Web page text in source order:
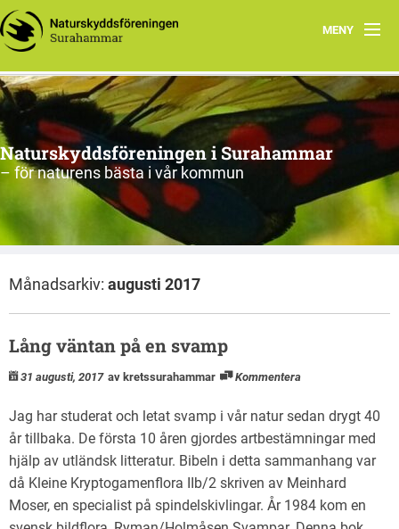
MENY
Hem
Om oss
Aktiviteter
Arkiv
Naturskyddsföreningen i Surahammar
– för naturens bästa i vår kommun
Månadsarkiv: augusti 2017
Lång väntan på en svamp
31 augusti, 2017 av kretssurahammar Kommentera
Jag har studerat och letat svamp i vår natur sedan drygt 40
år tillbaka. De första 10 åren gjordes artbestämningar med
hjälp av utländsk litteratur. Bibeln i detta sammanhang var
då Kleine Kryptogamenflora IIb/2 skriven av Meinhard
Moser, en specialist på spindelskivlingar. År 1984 kom en